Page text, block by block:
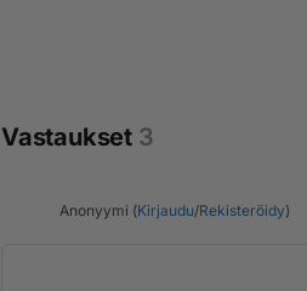
Vastaukset 3
Anonyymi (Kirjaudu/Rekisteröidy)